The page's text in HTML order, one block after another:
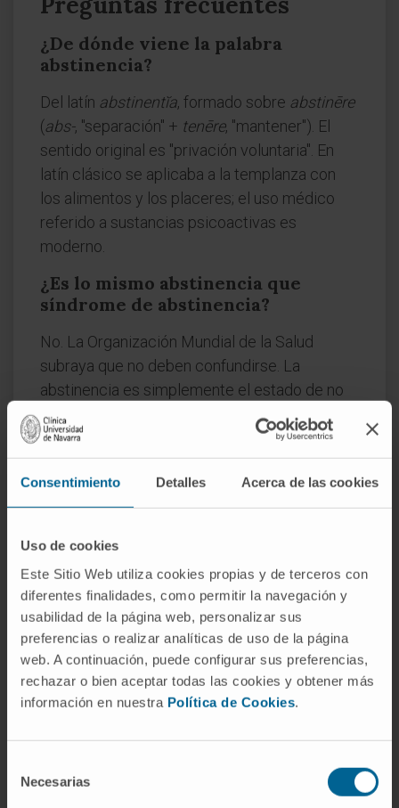
Consentimiento Detalles Acerca de las cookies
Uso de cookies
Este Sitio Web utiliza cookies propias y de terceros con
diferentes finalidades, como permitir la navegación y
usabilidad de la página web, personalizar sus
preferencias o realizar analíticas de uso de la página
web. A continuación, puede configurar sus preferencias,
rechazar o bien aceptar todas las cookies y obtener más
información en nuestra Política de Cookies.
Necesarias
¿De dónde viene la palabra
abstinencia?
Del latín abstinentĭa, formado sobre abstinēre
(abs-, "separación" + tenēre, "mantener"). El
sentido original es "privación voluntaria". En
latín clásico se aplicaba a la templanza con
los alimentos y los placeres; el uso médico
referido a sustancias psicoactivas es
moderno.
¿Es lo mismo abstinencia que
síndrome de abstinencia?
No. La Organización Mundial de la Salud
subraya que no deben confundirse. La
abstinencia es simplemente el estado de no
consumo; el
síndrome de abstinencia es el
conjunto de manifestaciones físicas y
psicológicas que pueden aparecer cuando un
organismo que ha desarrollado dependencia
deja de recibir la sustancia. Puede haber
sin que la abstinencia haya sido voluntaria.
¿La abstinencia es siempre el
objetivo en el abordaje de las
adicciones?
Depende del marco terapéutico. Durante
como la única meta válida, pero los enfoques
de reducción de daños contemplan también la
disminución controlada del consumo como